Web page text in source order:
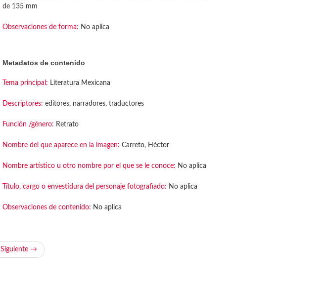
de 135 mm
Observaciones de forma: No aplica
Metadatos de contenido
Tema principal: Literatura Mexicana
Descriptores: editores, narradores, traductores
Función /género: Retrato
Nombre del que aparece en la imagen: Carreto, Héctor
Nombre artístico u otro nombre por el que se le conoce: No aplica
Título, cargo o envestidura del personaje fotografiado: No aplica
Observaciones de contenido: No aplica
Siguiente →